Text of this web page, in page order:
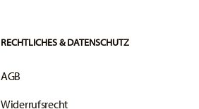
RECHTLICHES & DATENSCHUTZ
AGB
Widerrufsrecht